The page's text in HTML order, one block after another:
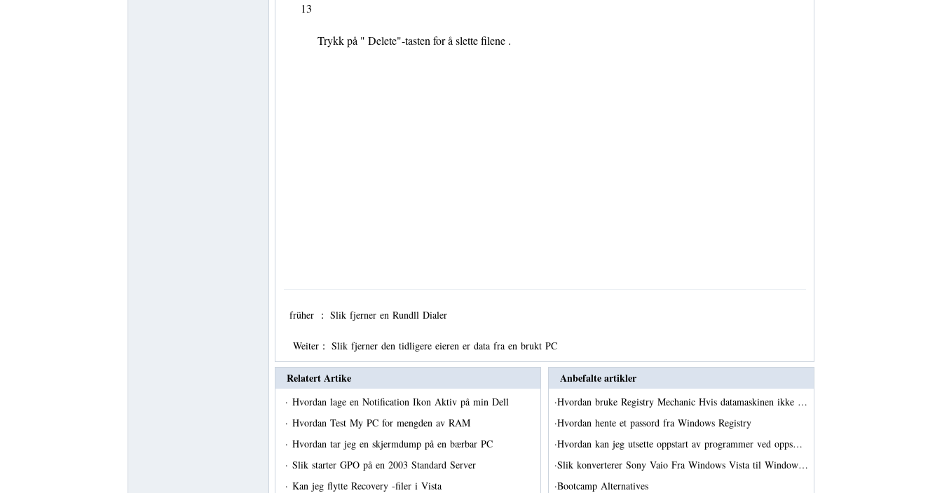
13
Trykk på " Delete"-tasten for å slette filene .
früher ： Slik fjerner en Rundll Dialer
Weiter： Slik fjerner den tidligere eieren er data fra en brukt PC
Relatert Artike
· Hvordan lage en Notification Ikon Aktiv på min Dell
· Hvordan Test My PC for mengden av RAM
· Hvordan tar jeg en skjermdump på en bærbar PC
· Slik starter GPO på en 2003 Standard Server
· Kan jeg flytte Recovery -filer i Vista
Anbefalte artikler
·Hvordan bruke Registry Mechanic Hvis datamaskinen ikke …
·Hvordan hente et passord fra Windows Registry
·Hvordan kan jeg utsette oppstart av programmer ved opps…
·Slik konverterer Sony Vaio Fra Windows Vista til Window…
·Bootcamp Alternatives